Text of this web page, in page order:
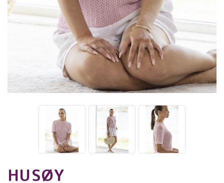
HUSØY